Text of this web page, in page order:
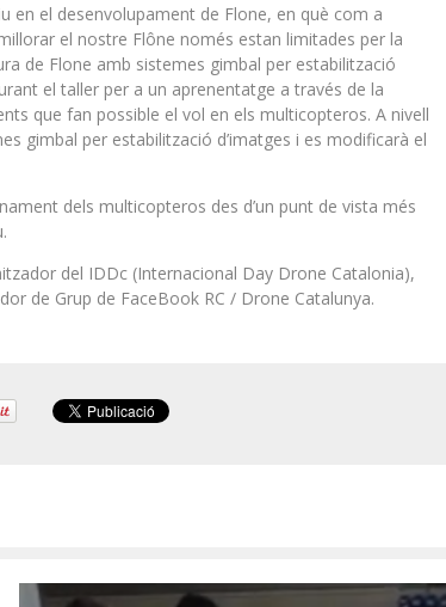
en el desenvolupament de Flone, en què com a
el nostre Flône només estan limitades per la
de Flone amb sistemes gimbal per estabilització
el taller per a un aprenentatge a través de la
que fan possible el vol en els multicopteros. A nivell
gimbal per estabilització d’imatges i es modificarà el
dels multicopteros des d’un punt de vista més
del IDDc (Internacional Day Drone Catalonia),
de Grup de FaceBook RC / Drone Catalunya.